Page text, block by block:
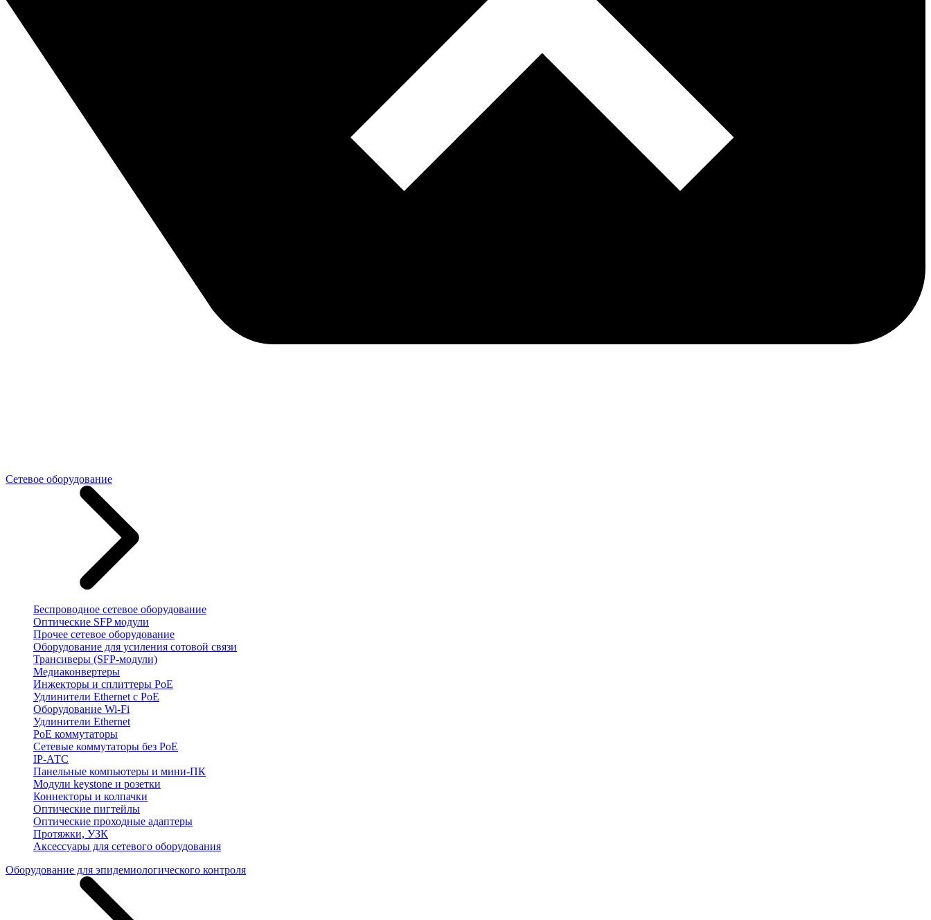
Сетевое оборудование
Беспроводное сетевое оборудование
Оптические SFP модули
Прочее сетевое оборудование
Оборудование для усиления сотовой связи
Трансиверы (SFP-модули)
Медиаконвертеры
Инжекторы и сплиттеры PoE
Удлинители Ethernet с PoE
Оборудование Wi-Fi
Удлинители Ethernet
PoE коммутаторы
Сетевые коммутаторы без PoE
IP-АТС
Панельные компьютеры и мини-ПК
Модули keystone и розетки
Коннекторы и колпачки
Оптические пигтейлы
Оптические проходные адаптеры
Протяжки, УЗК
Аксессуары для сетевого оборудования
Оборудование для эпидемиологического контроля